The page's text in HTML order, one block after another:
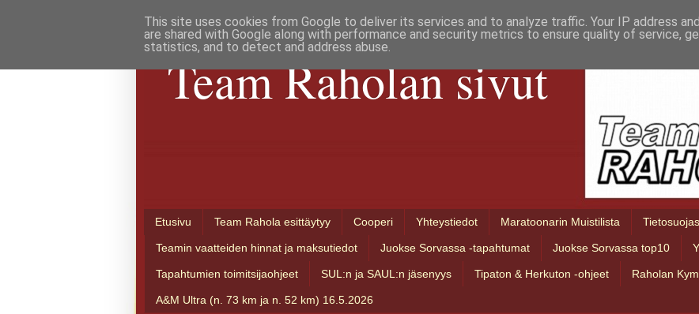
Team Raholan sivut
Etusivu Team Rahola esittäytyy Cooperi Yhteystiedot Maratoonarin Muistilista
Teamin vaatteiden hinnat ja maksutiedot Juokse Sorvassa -tapahtumat Juokse Sorvassa top10
Tapahtumien toimitsijaohjeet SUL:n ja SAUL:n jäsenyys Tipaton & Herkuton -ohjeet Raholan
A&M Ultra (n. 73 km ja n. 52 km) 16.5.2026
This site uses cookies from Google to deliver its services and to analyze traffic. Your IP address
are shared with Google along with performance and security metrics to ensure quality of service,
statistics, and to detect and address abuse.